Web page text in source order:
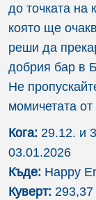
до точката на
която ще
реши да
добрия бар в
Не
момичетата от
Кога: 29.12. и
03.01.2026
Къде: Happy
Куверт: